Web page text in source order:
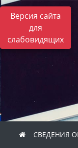
Версия сайта
для
слабовидящих
СВЕДЕНИЯ